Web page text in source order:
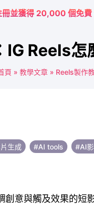
冊並獲得 20,000 個免費
Reels怎
頁 » 教學文章 » Reels製作
生成 #AI tools #AI
創意與觸及效果的短